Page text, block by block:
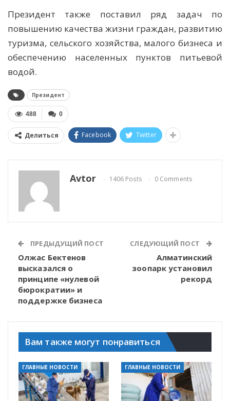
Президент также поставил ряд задач по
повышению качества жизни граждан, развитию
туризма, сельского хозяйства, малого бизнеса и
обеспечению населенных пунктов питьевой
водой.
Президент
0
488
Делиться Facebook Twitter
Avtor 1406 Posts 0 Comments
ПРЕДЫДУЩИЙ ПОСТ
Олжас Бектенов
высказался о
принципе «нулевой
бюрократии» и
поддержке бизнеса
СЛЕДУЮЩИЙ ПОСТ
Алматинский
зоопарк установил
рекорд
Вам также могут понравиться
ГЛАВНЫЕ НОВОСТИ ГЛАВНЫЕ НОВОСТИ